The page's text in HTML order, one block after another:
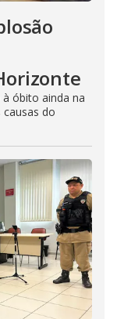
óbito ainda na
causas do